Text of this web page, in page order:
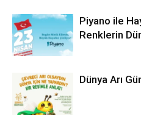
Piyano ile
Renklerin
Dünya Arı